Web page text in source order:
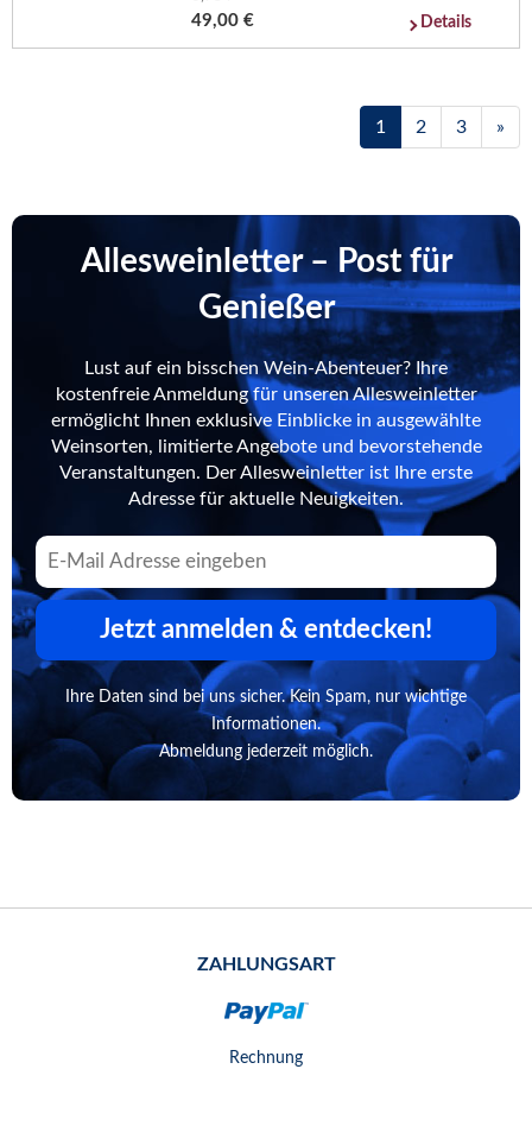
49,00 € Details
1 2 3 »
Allesweinletter – Post für
Genießer
Lust auf ein bisschen Wein-Abenteuer? Ihre
kostenfreie Anmeldung für unseren Allesweinletter
ermöglicht Ihnen exklusive Einblicke in ausgewählte
Weinsorten, limitierte Angebote und bevorstehende
Veranstaltungen. Der Allesweinletter ist Ihre erste
Adresse für aktuelle Neuigkeiten.
Jetzt anmelden & entdecken!
Ihre Daten sind bei uns sicher. Kein Spam, nur wichtige
Informationen.
Abmeldung jederzeit möglich.
ZAHLUNGSART
Rechnung